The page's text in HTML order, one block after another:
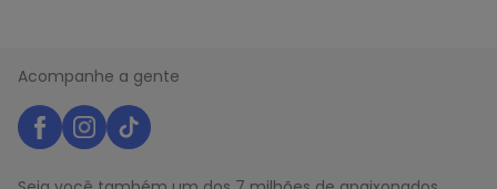
Acompanhe a gente